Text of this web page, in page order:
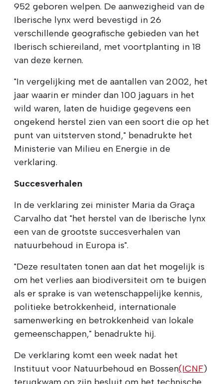
952 geboren welpen. De aanwezigheid van de
Iberische lynx werd bevestigd in 26
verschillende geografische gebieden van het
Iberisch schiereiland, met voortplanting in 18
van deze kernen.
"In vergelijking met de aantallen van 2002, het
jaar waarin er minder dan 100 jaguars in het
wild waren, laten de huidige gegevens een
ongekend herstel zien van een soort die op het
punt van uitsterven stond," benadrukte het
Ministerie van Milieu en Energie in de
verklaring.
Succesverhalen
In de verklaring zei minister Maria da Graça
Carvalho dat "het herstel van de Iberische lynx
een van de grootste succesverhalen van
natuurbehoud in Europa is".
"Deze resultaten tonen aan dat het mogelijk is
om het verlies aan biodiversiteit om te buigen
als er sprake is van wetenschappelijke kennis,
politieke betrokkenheid, internationale
samenwerking en betrokkenheid van lokale
gemeenschappen," benadrukte hij.
De verklaring komt een week nadat het
Instituut voor Natuurbehoud en Bossen(ICNF)